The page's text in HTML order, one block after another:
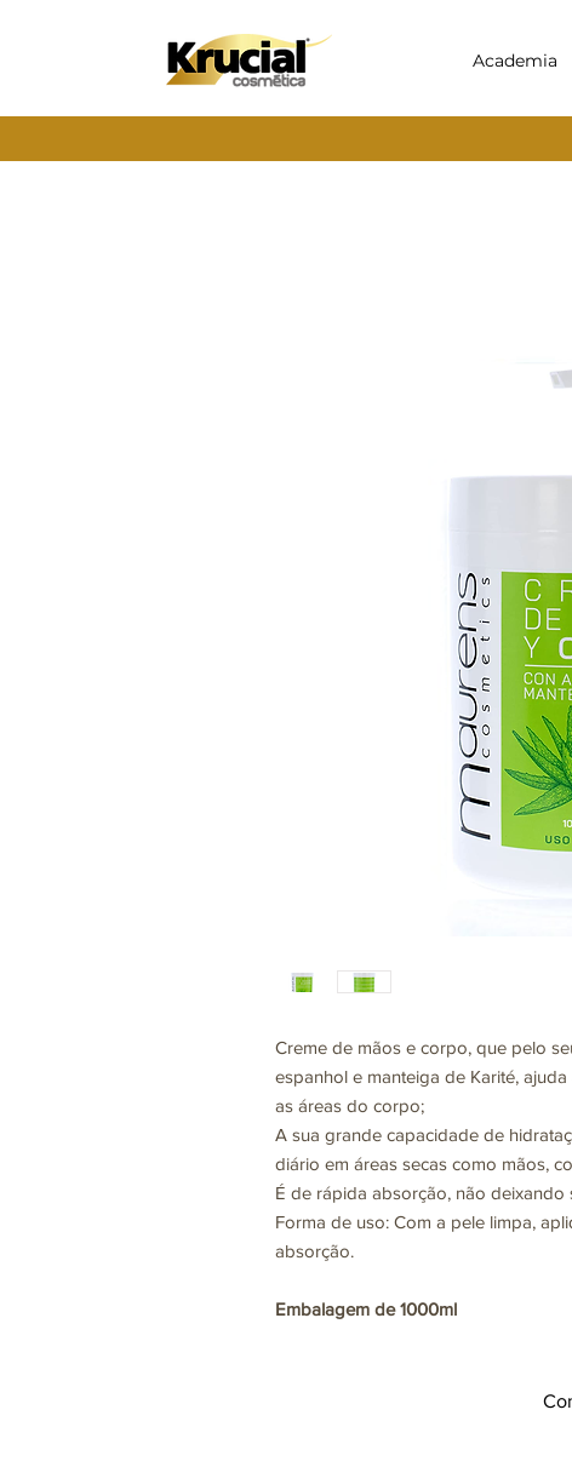
Academia
Creme de mãos e corpo, que pelo
espanhol e manteiga de Karité,
as áreas do corpo;
A sua grande capacidade de
diário em áreas secas como mãos,
É de rápida absorção, não deixando
Forma de uso: Com a pele limpa,
absorção.
Embalagem de 1000ml